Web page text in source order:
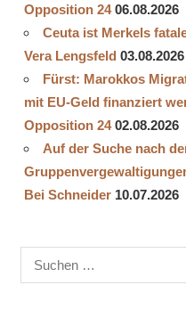
Opposition 24 06.08.2026
Ceuta ist Merkels
Vera Lengsfeld 03.08.2026
Fürst: Marokkos
mit EU-Geld finanziert
Opposition 24 02.08.2026
Auf der Suche nach
Bei Schneider 10.07.2026
Suchen
nach: